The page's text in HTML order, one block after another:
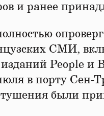
и ранее
СМИ,
People и
в порту Сен-
были